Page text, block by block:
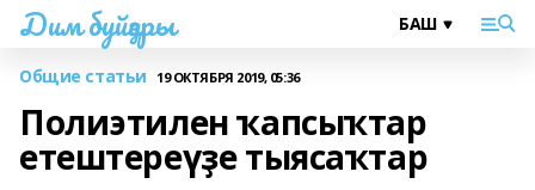
Дим буйҙары
Общие статьи 19 ОКТЯБРЯ 2019, 05:36
Полиэтилен ҡапсыҡтар
етештереүҙе тыясаҡтар